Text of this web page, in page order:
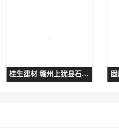
桂生建材 赣州上犹县石灰多少钱一吨